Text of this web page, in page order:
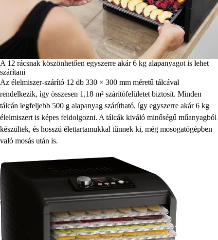
A 12 rácsnak köszönhetően egyszerre akár 6 kg alapanyagot is lehet
szárítani
Az élelmiszer-szárító 12 db 330 × 300 mm méretű tálcával
rendelkezik, így összesen 1,18 m² szárítófelületet biztosít. Minden
tálcán legfeljebb 500 g alapanyag szárítható, így egyszerre akár 6 kg
élelmiszert is képes feldolgozni. A tálcák kiváló minőségű műanyagból
készültek, és hosszú élettartamukkal tűnnek ki, még mosogatógépben
való mosás után is.